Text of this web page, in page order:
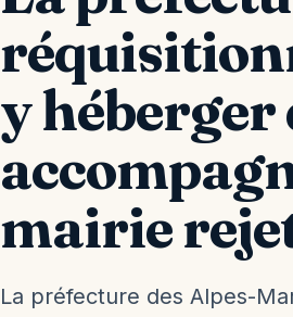
y héberger
mairie
La préfecture des Alpes-